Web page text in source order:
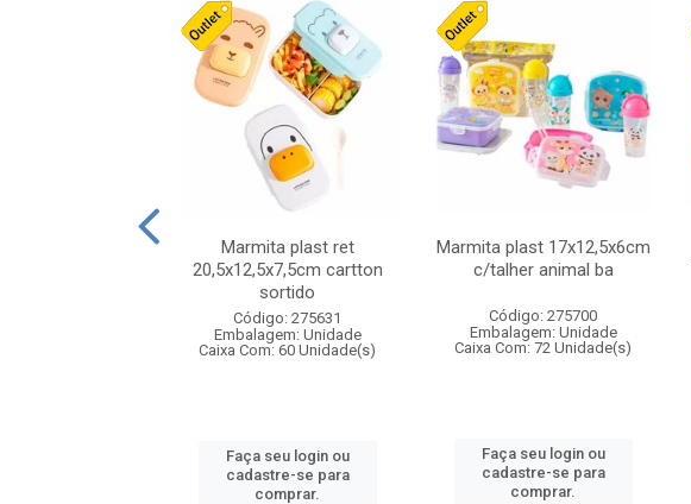
Marmita plast ret
20,5x12,5x7,5cm cartton
sortido
Código: 275631
Embalagem: Unidade
Caixa Com: 60 Unidade(s)
Faça seu login ou
cadastre-se para
comprar.
Marmita plast 17x12,5x6cm
c/talher animal ba
Código: 275700
Embalagem: Unidade
Caixa Com: 72 Unidade(s)
Faça seu login ou
cadastre-se para
comprar.